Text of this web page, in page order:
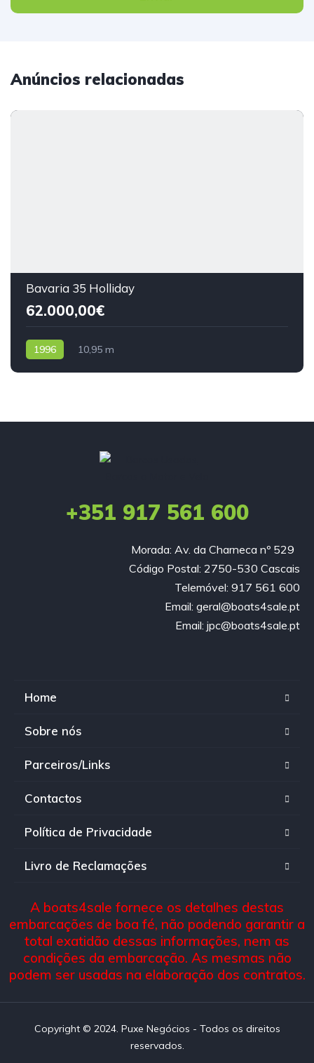
Anúncios relacionadas
Bavaria 35 Holliday
62.000,00€
1996 10,95 m
+351 917 561 600
Morada: Av. da Charneca nº 529
Código Postal: 2750-530 Cascais
Telemóvel: 917 561 600
Email: geral@boats4sale.pt
Email: jpc@boats4sale.pt
Home
Sobre nós
Parceiros/Links
Contactos
Política de Privacidade
Livro de Reclamações
A boats4sale fornece os detalhes destas
embarcações de boa fé, não podendo garantir a
total exatidão dessas informações, nem as
condições da embarcação. As mesmas não
podem ser usadas na elaboração dos contratos.
Copyright © 2024. Puxe Negócios - Todos os direitos
reservados.